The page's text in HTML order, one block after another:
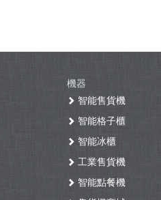
機器
智能售貨機
智能格子櫃
智能冰櫃
工業售貨機
智能點餐機